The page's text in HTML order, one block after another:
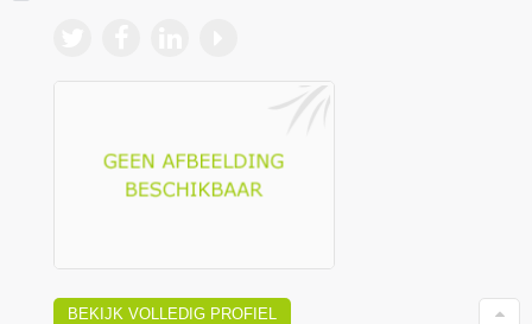
BEKIJK VOLLEDIG PROFIEL